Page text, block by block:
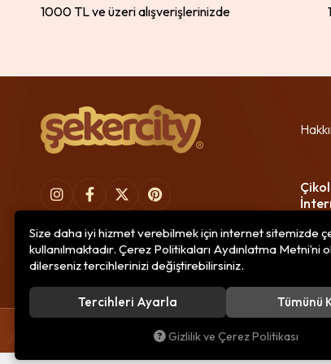
1000 TL ve üzeri alışverişlerinizde
Çikolataal Gıda Bilişim. Tüm hakları saklıdır.
Size daha iyi hizmet verebilmek için internet sitemizde
kullanılmaktadır. Çerez Politikaları Aydınlatma Metni’ni
dilerseniz tercihlerinizi değiştirebilirsiniz.
Tercihleri Ayarla Tümünü
Gizlilik ve Çerez Politikası